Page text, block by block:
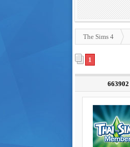
The Sims 4
1
663902